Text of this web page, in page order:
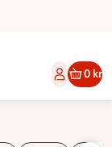
0 kr